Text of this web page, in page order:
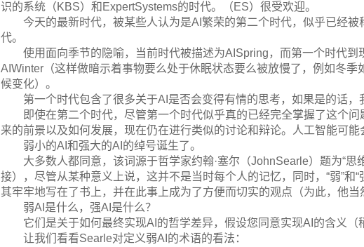
识的系统（KBS）和ExpertSystems的时代。（ES）很受欢迎。
今天的最新时代，被某些人认为是AI繁荣的第二个时代，似乎已经
代。
使用面向季节的隐喻，当前时代被描述为AISpring，而第一个时代
AIWinter（这样做暗示着事物要么处于休眠状态要么被放慢了，例如冬
候变化）。
第一个时代包含了很多关于AI是否会变得有情的思考，如果是的话，
即使在第二个时代，尽管第一个时代似乎真的已经完全掌握了这个
来的前景以及如何发展，现在仍在进行类似的讨论和辩论。人工智能可能
弱小的AI和强大的AI的绰号诞生了。
大多数人都同意，该词源于哲学家约翰·塞尔（JohnSearle）题为“
接），尽管从某种意义上说，这并不是当时每个人的记忆，同时，“弱”和
其牢牢地写在了书上，并在此事上成为了方便而切实的观点（为此，他当
弱AI是什么，强AI是什么？
它们是关于如何最终实现AI的哲学差异，假设您同意实现AI的含义（
让我们看看Searle对定义弱AI的术语的看法：